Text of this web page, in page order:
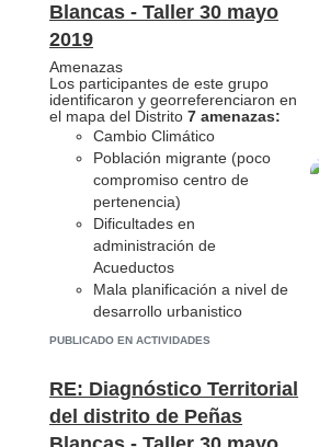
Blancas - Taller 30 mayo
2019
Amenazas
Los participantes de este grupo
identificaron y georreferenciaron en
el mapa del Distrito 7 amenazas:
Cambio Climático
Población migrante (poco
compromiso centro de
pertenencia)
Dificultades en
administración de
Acueductos
Mala planificación a nivel de
desarrollo urbanistico
(ausencia de Plan
Inseguridad ciudadana
Drogas, legitimización
capitales
División a nivel de
PUBLICADO EN ACTIVIDADES
RE: Diagnóstico Territorial
del distrito de Peñas